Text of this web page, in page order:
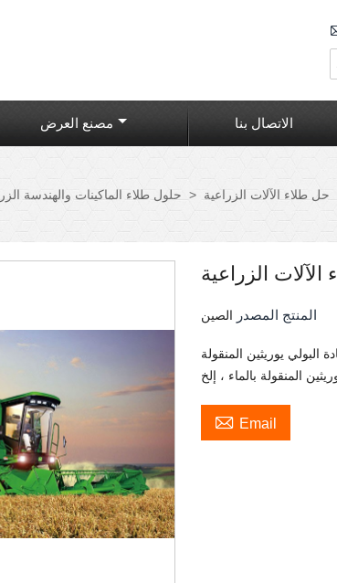
مصنع العرض الاتصال بنا
حلول طلاء الماكينات والهندسة > حل طلاء الآلات الزراعية
الزراعية
المنتج المصدر الصين
يوريثين المنقولة
 Email